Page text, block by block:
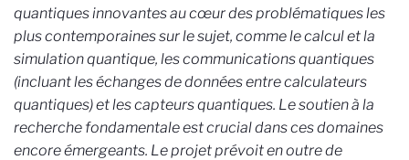
quantiques innovantes au cœur des problématiques les
plus contemporaines sur le sujet, comme le calcul et la
simulation quantique, les communications quantiques
(incluant les échanges de données entre calculateurs
quantiques) et les capteurs quantiques. Le soutien à la
recherche fondamentale est crucial dans ces domaines
encore émergeants. Le projet prévoit en outre de